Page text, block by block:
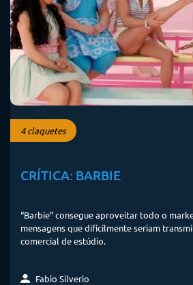
4 claquetes
CRÍTICA: BARBIE
“Barbie” consegue aproveitar todo o
mensagens que dificilmente seriam
comercial de estúdio.
Fabio Silverio